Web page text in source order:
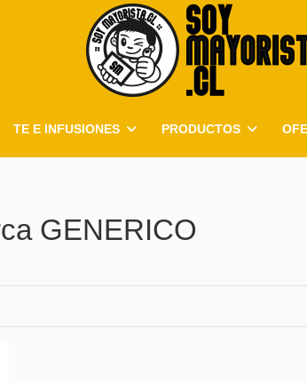
TE E INFUSIONES PRODUCTOS
GENERICO